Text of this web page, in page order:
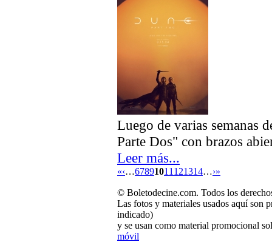
Luego de varias semanas
Parte Dos" con brazos
Leer más...
«‹…67891011 121314…›»
© Boletodecine.com. Todos los
Las fotos y materiales usados aquí son
indicado)
y se usan como material promocional
móvil